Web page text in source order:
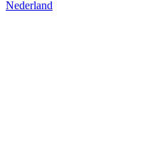
Nederland